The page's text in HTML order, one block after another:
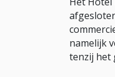
namelijk
tenzij het